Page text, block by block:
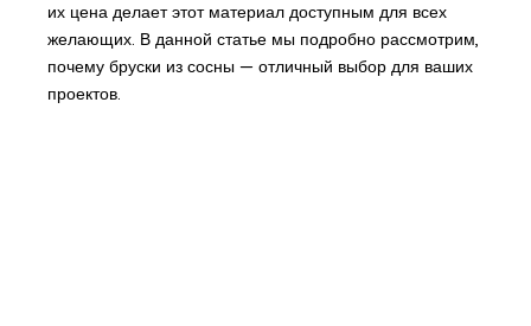
их цена делает этот материал доступным для всех
желающих. В данной статье мы подробно рассмотрим,
почему бруски из сосны — отличный выбор для ваших
проектов.